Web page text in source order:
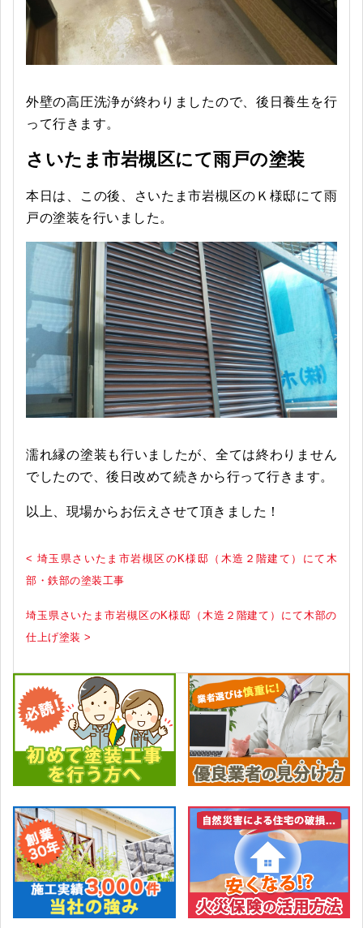
外壁の高圧洗浄が終わりましたので、後日養生を行
って行きます。
さいたま市岩槻区にて雨戸の塗装
本日は、この後、さいたま市岩槻区のＫ様邸にて雨
戸の塗装を行いました。
濡れ縁の塗装も行いましたが、全ては終わりません
でしたので、後日改めて続きから行って行きます。
以上、現場からお伝えさせて頂きました！
< 埼玉県さいたま市岩槻区のK様邸（木造２階建て）にて木
部・鉄部の塗装工事
埼玉県さいたま市岩槻区のK様邸（木造２階建て）にて木部の
仕上げ塗装 >